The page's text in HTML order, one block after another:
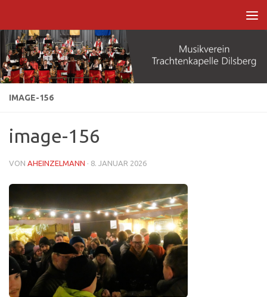
IMAGE-156
image-156
VON AHEINZELMANN · 8. JANUAR 2026